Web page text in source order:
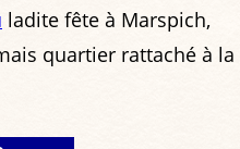
ladite fête à Marspich,
quartier rattaché à la